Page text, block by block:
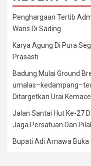
Penghargaan Tertib
Waris Di Sading
Karya Agung Di Pura
Prasasti
Badung Mulai Ground
Ditargetkan Urai
Jalan Santai Hut Ke-27
Jaga Persatuan Dan
Bupati Adi Arnawa